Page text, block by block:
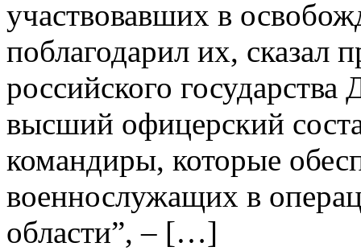
участвовавших в
поблагодарил их, сказал
российского
высший офицерский
командиры, которые
военнослужащих в
области”, – […]